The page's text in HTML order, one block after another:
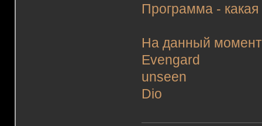
Программа -
На данный момент
Evengard
unseen
Dio